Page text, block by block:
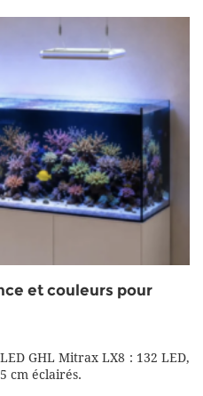
et couleurs pour
GHL Mitrax LX8 : 132 LED,
cm éclairés.